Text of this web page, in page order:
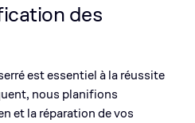
des
est essentiel à la réussite
nous planifions
et la réparation de vos